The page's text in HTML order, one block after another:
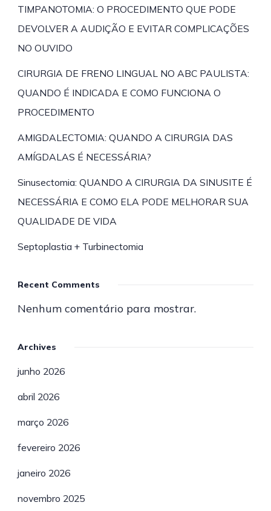
TIMPANOTOMIA: O PROCEDIMENTO QUE PODE
DEVOLVER A AUDIÇÃO E EVITAR COMPLICAÇÕES
NO OUVIDO
CIRURGIA DE FRENO LINGUAL NO ABC PAULISTA:
QUANDO É INDICADA E COMO FUNCIONA O
PROCEDIMENTO
AMIGDALECTOMIA: QUANDO A CIRURGIA DAS
AMÍGDALAS É NECESSÁRIA?
Sinusectomia: QUANDO A CIRURGIA DA SINUSITE É
NECESSÁRIA E COMO ELA PODE MELHORAR SUA
QUALIDADE DE VIDA
Septoplastia + Turbinectomia
Recent Comments
Nenhum comentário para mostrar.
Archives
junho 2026
abril 2026
março 2026
fevereiro 2026
janeiro 2026
novembro 2025